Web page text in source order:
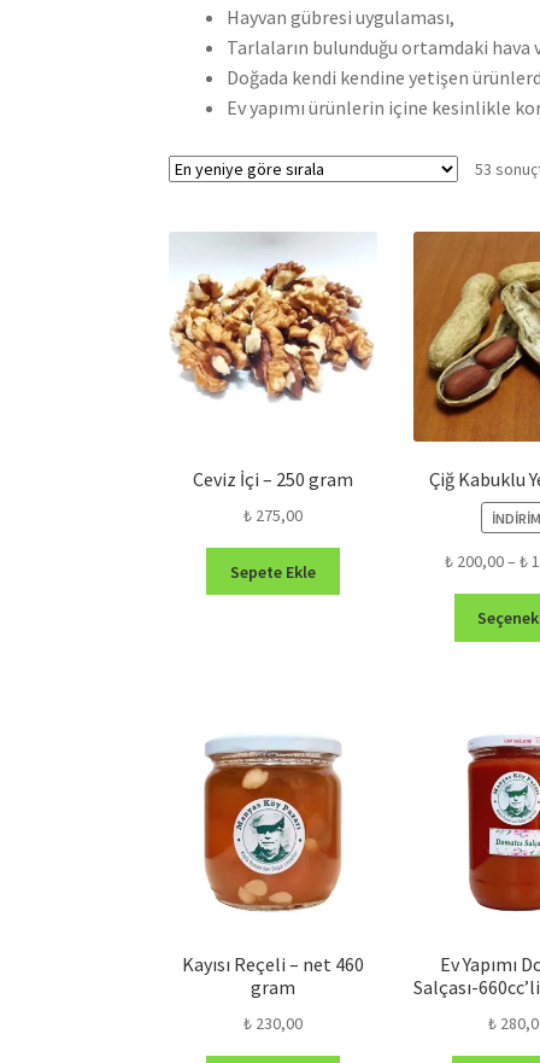
Hayvan gübresi uygulaması,
Tarlaların bulunduğu ortamdaki hava
Doğada kendi kendine yetişen
Ev yapımı ürünlerin içine kesinlikle
53
Ceviz İçi – 250 gram
₺ 275,00
Sepete Ekle
Çiğ Kabuklu
₺ 200,00–₺
Kayısı Reçeli – net 460
gram
₺ 230,00
Ev Yapımı
Salçası-
₺